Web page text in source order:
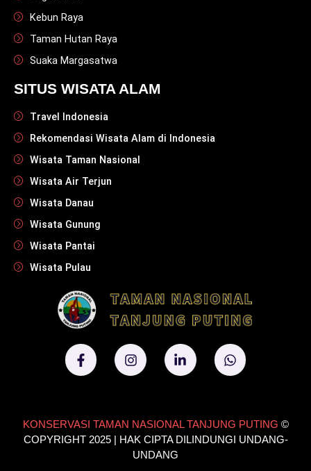
Kebun Raya
Taman Hutan Raya
Suaka Margasatwa
SITUS WISATA ALAM
Travel Indonesia
Rekomendasi Wisata Alam di Indonesia
Wisata Taman Nasional
Wisata Air Terjun
Wisata Danau
Wisata Gunung
Wisata Pantai
Wisata Pulau
KONSERVASI TAMAN NASIONAL TANJUNG PUTING ©
COPYRIGHT 2025 | HAK CIPTA DILINDUNGI UNDANG-
UNDANG